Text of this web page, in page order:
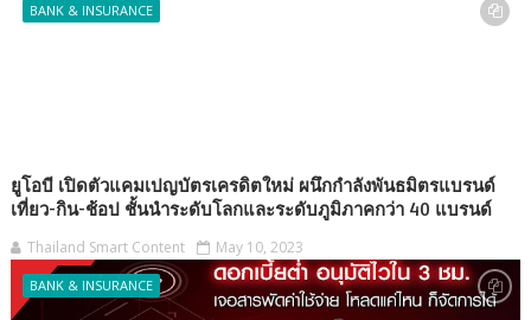
BANK & INSURANCE
ยูโอบี เปิดตัวแคมเปญบัตรเครดิตใหม่ ผนึกกำลังพันธมิตรแบรนด์
เที่ยว-กิน-ช้อป ชั้นนำระดับโลกและระดับภูมิภาคกว่า 40 แบรนด์
Thailand Smart Content May 10, 2023
BANK & INSURANCE